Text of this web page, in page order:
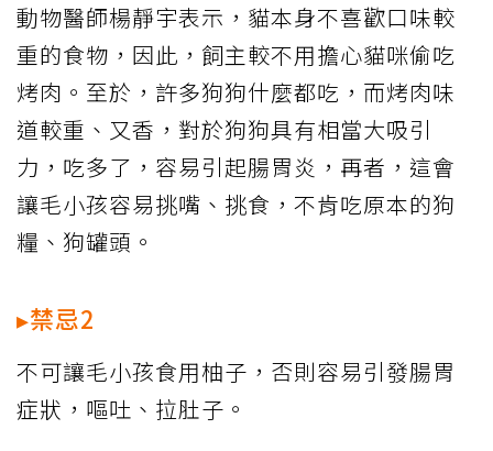
動物醫師楊靜宇表示，貓本身不喜歡口味較
重的食物，因此，飼主較不用擔心貓咪偷吃
烤肉。至於，許多狗狗什麼都吃，而烤肉味
道較重、又香，對於狗狗具有相當大吸引
力，吃多了，容易引起腸胃炎，再者，這會
讓毛小孩容易挑嘴、挑食，不肯吃原本的狗
糧、狗罐頭。
▸禁忌2
不可讓毛小孩食用柚子，否則容易引發腸胃
症狀，嘔吐、拉肚子。